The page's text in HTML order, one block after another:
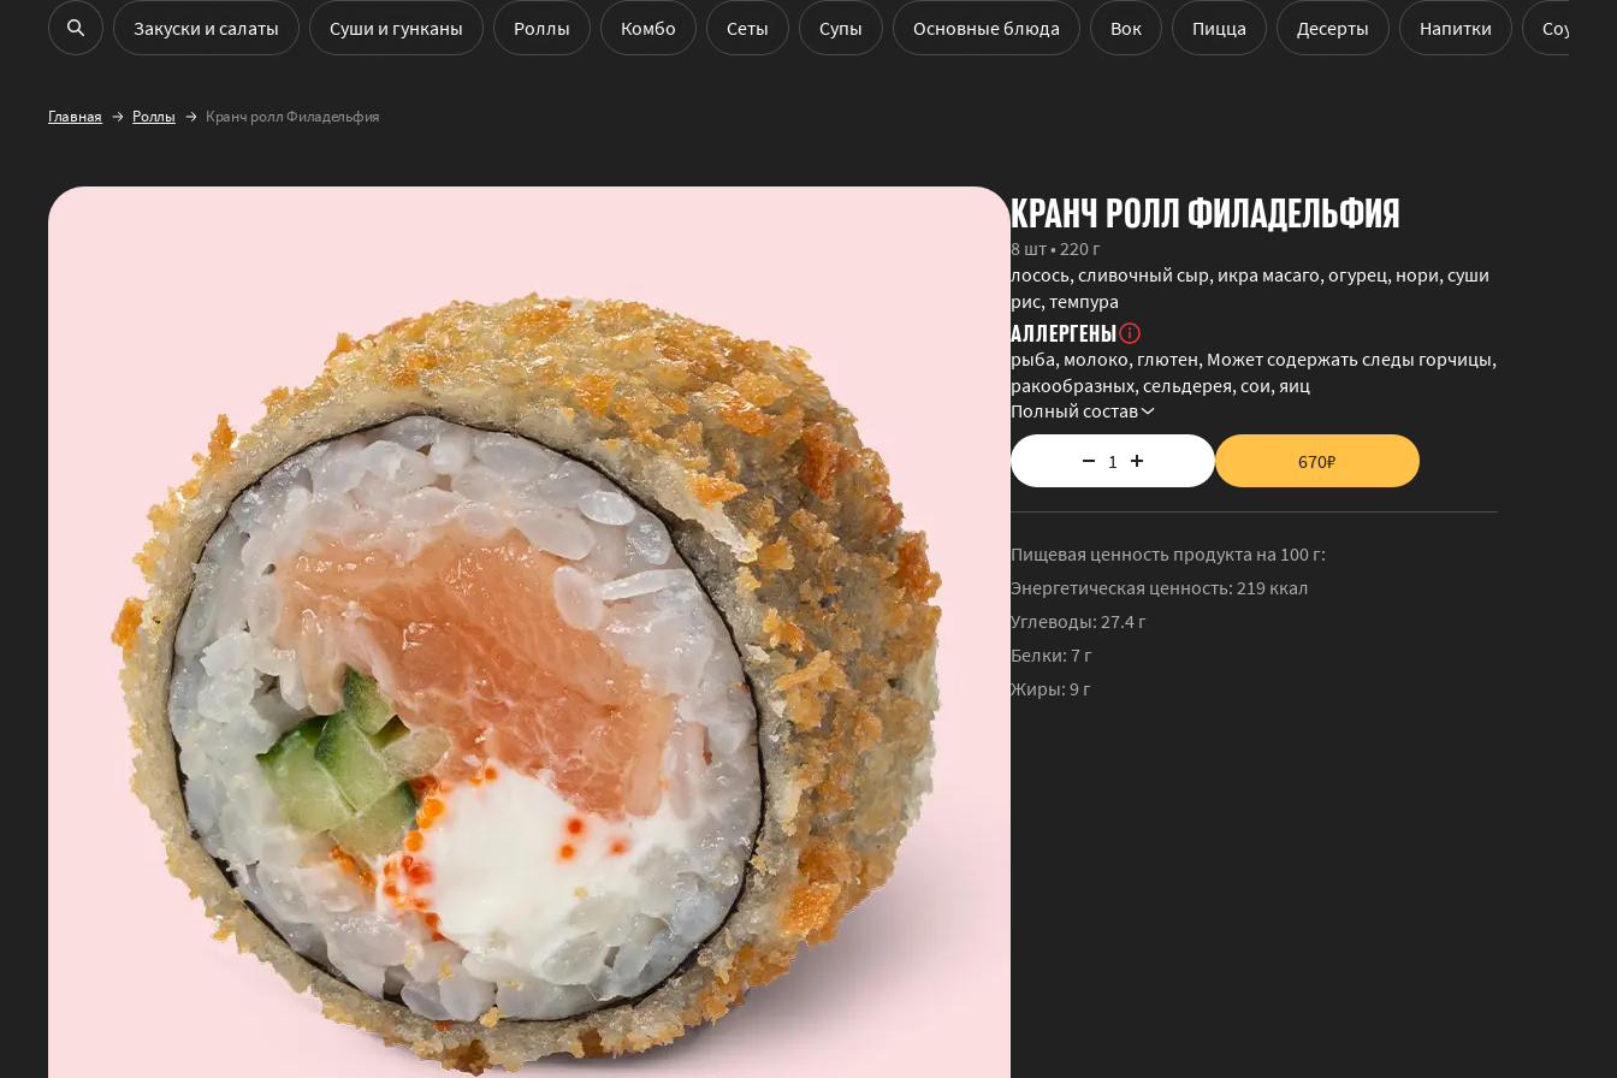
Закуски и салаты Cуши и гунканы Роллы Комбо Сеты Cупы Основные блюда Вок Пицца Десерты Напитки Соусы
Главная Роллы Кранч ролл Филадельфия
КРАНЧ РОЛЛ ФИЛАДЕЛЬФИЯ
8 шт • 220 г
лосось, сливочный сыр, икра масаго, огурец, нори, суши
рис, темпура
АЛЛЕРГЕНЫ
рыба, молоко, глютен, Может содержать следы горчицы,
ракообразных, сельдерея, сои, яиц
Полный состав
1 670₽
Пищевая ценность продукта на 100 г:
Энергетическая ценность: 219 ккал
Углеводы: 27.4 г
Белки: 7 г
Жиры: 9 г